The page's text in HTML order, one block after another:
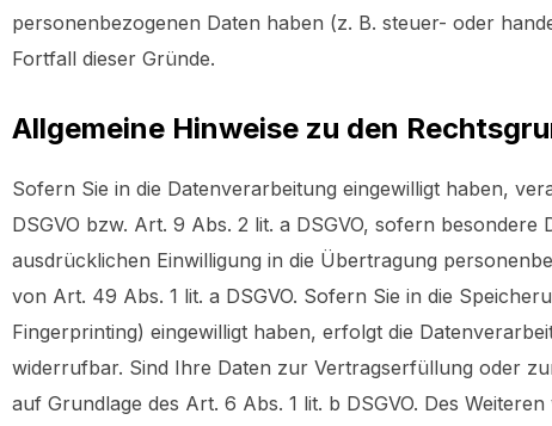
personenbezogenen Daten haben (z. B. steuer- oder
Fortfall dieser Gründe.
Allgemeine Hinweise zu den
Sofern Sie in die Datenverarbeitung eingewilligt haben,
DSGVO bzw. Art. 9 Abs. 2 lit. a DSGVO, sofern
ausdrücklichen Einwilligung in die Übertragung
von Art. 49 Abs. 1 lit. a DSGVO. Sofern Sie in die
Fingerprinting) eingewilligt haben, erfolgt die
widerrufbar. Sind Ihre Daten zur Vertragserfüllung oder
auf Grundlage des Art. 6 Abs. 1 lit. b DSGVO. Des